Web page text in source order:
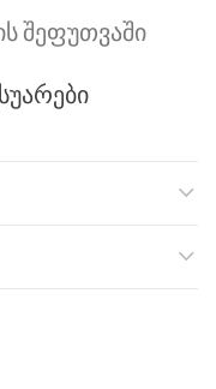
შეფუთვაში